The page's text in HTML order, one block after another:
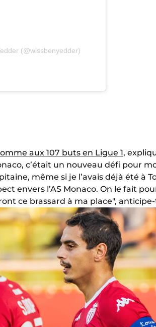
(@wissbenyedder)
aux 107 buts en Ligue 1,
c’était un nouveau défi pour
même si je l’avais déjà été à
envers l’AS Monaco. On le fait
ce brassard à ma place",